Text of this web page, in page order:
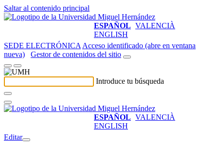
Saltar al contenido principal
ESPAÑOL VALENCIÀ
ENGLISH
SEDE ELECTRÓNICA Acceso identificado (abre en ventana
nueva)
Gestor de contenidos del sitio
Introduce tu búsqueda
ESPAÑOL VALENCIÀ
ENGLISH
Editar